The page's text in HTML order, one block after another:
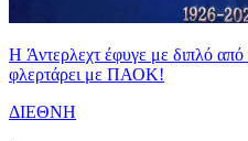
H Άντερλεχτ έφυγε με διπλό
φλερτάρει με ΠΑΟΚ!
ΔΙΕΘΝΗ